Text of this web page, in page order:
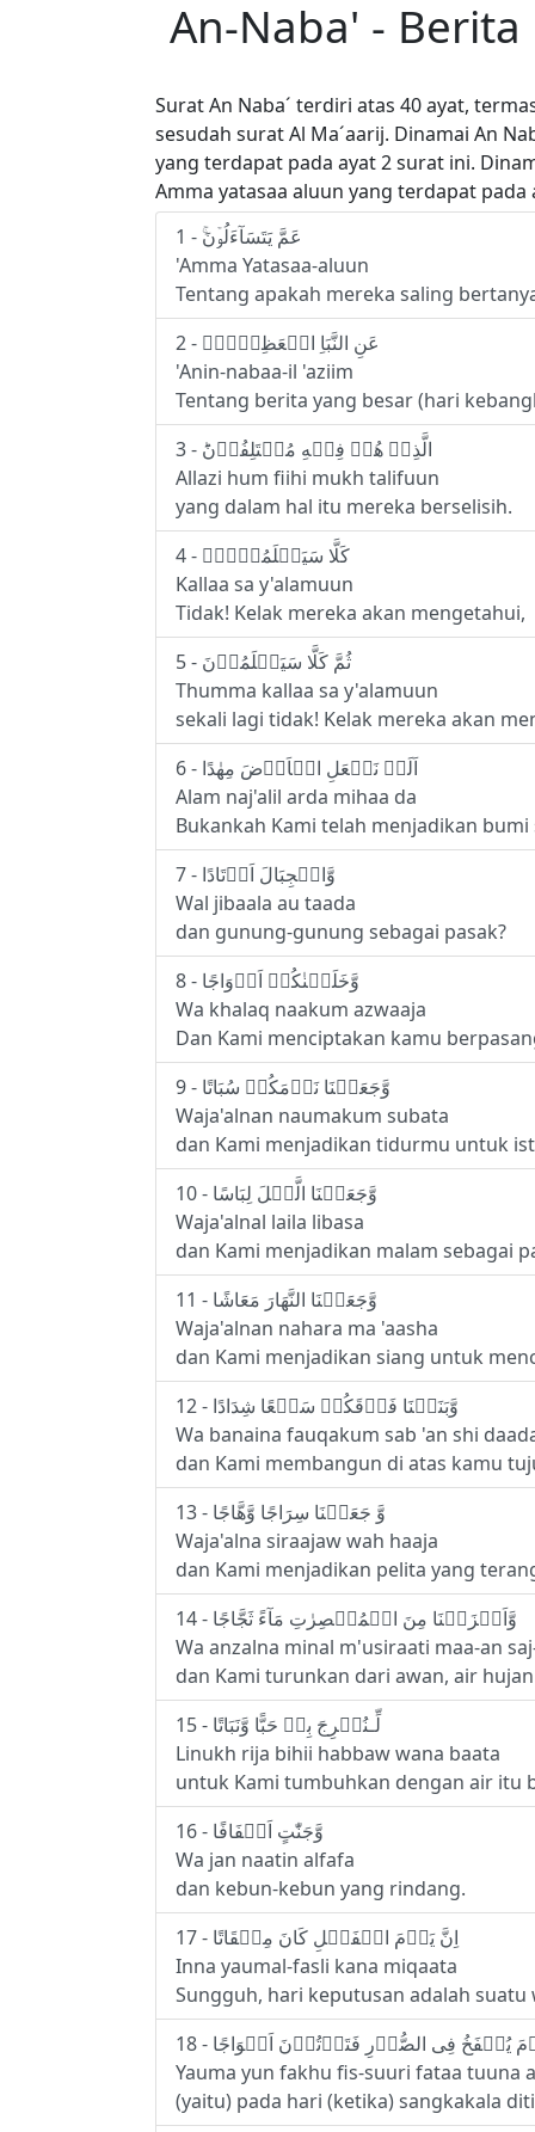
An-Naba' - Berita
Surat An Naba´ terdiri atas 40 ayat,
sesudah surat Al Ma´aarij. Dinamai An
yang terdapat pada ayat 2 surat ini.
Amma yatasaa aluun yang terdapat pada
'Amma Yatasaa-aluun
Tentang apakah mereka saling
'Anin-nabaa-il 'aziim
Tentang berita yang besar (hari
Allazi hum fiihi mukh talifuun
yang dalam hal itu mereka berselisih.
Kallaa sa y'alamuun
Tidak! Kelak mereka akan mengetahui,
5 - ثُمَّ كَلَّا سَيَعۡلَمُوۡنَ‏
Thumma kallaa sa y'alamuun
sekali lagi tidak! Kelak mereka akan
Alam naj'alil arda mihaa da
Bukankah Kami telah menjadikan
Wal jibaala au taada
dan gunung-gunung sebagai pasak?
Wa khalaq naakum azwaaja
Dan Kami menciptakan kamu
Waja'alnan naumakum subata
dan Kami menjadikan tidurmu untuk
Waja'alnal laila libasa
dan Kami menjadikan malam sebagai
Waja'alnan nahara ma 'aasha
dan Kami menjadikan siang untuk
Wa banaina fauqakum sab 'an shi
dan Kami membangun di atas kamu
Waja'alna siraajaw wah haaja
dan Kami menjadikan pelita yang
Wa anzalna minal m'usiraati maa-an
dan Kami turunkan dari awan, air
Linukh rija bihii habbaw wana baata
untuk Kami tumbuhkan dengan air itu
Wa jan naatin alfafa
dan kebun-kebun yang rindang.
Inna yaumal-fasli kana miqaata
Sungguh, hari keputusan adalah
Yauma yun fakhu fis-suuri fataa tuuna
(yaitu) pada hari (ketika) sangkakala